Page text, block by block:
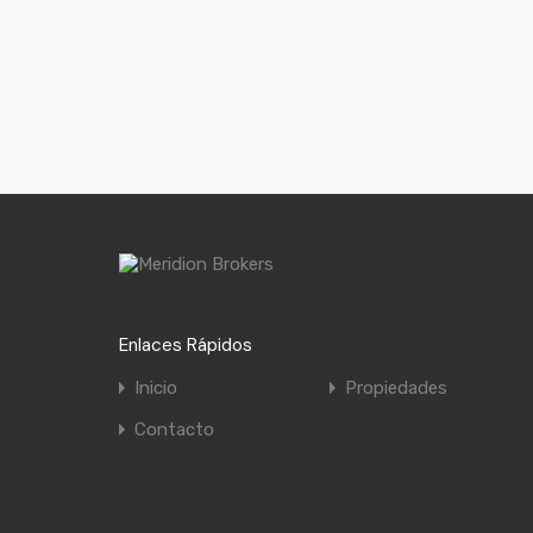
Enlaces Rápidos
Inicio
Propiedades
Contacto